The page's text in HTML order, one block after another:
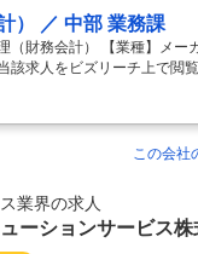
） ／ 中部 業務課
（財務会計） 【業種】メ
該求人をビズリーチ上で閲
【募集背景】 株式会社明電
保守・メンテナンス事業が
強化が必要です。特に経理
育成するため、マネジメン
ャリアアップを実現するチ
電所や水処理プラント、商
この会社
業界の求人
ーションサービス株